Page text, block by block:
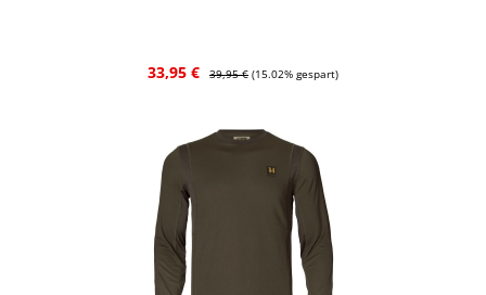
Verkaufspreis:
33,95 € Regulärer Preis:
39,95 € (15.02% gespart)